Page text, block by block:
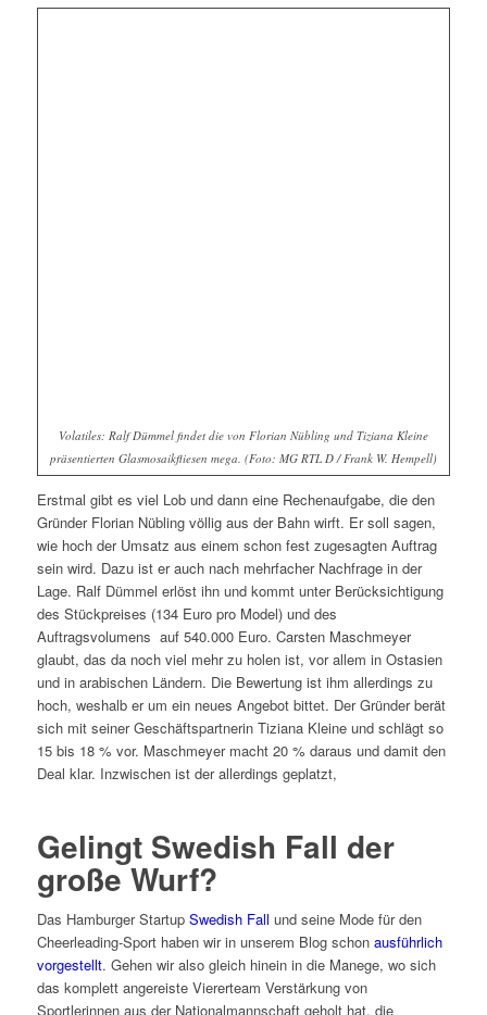
Volatiles: Ralf Dümmel findet die von Florian Nübling und Tiziana Kleine
präsentierten Glasmosaikfliesen mega. (Foto: MG RTL D / Frank W. Hempell)
Erstmal gibt es viel Lob und dann eine Rechenaufgabe, die den
Gründer Florian Nübling völlig aus der Bahn wirft. Er soll sagen,
wie hoch der Umsatz aus einem schon fest zugesagten Auftrag
sein wird. Dazu ist er auch nach mehrfacher Nachfrage in der
Lage. Ralf Dümmel erlöst ihn und kommt unter Berücksichtigung
des Stückpreises (134 Euro pro Model) und des
Auftragsvolumens auf 540.000 Euro. Carsten Maschmeyer
glaubt, das da noch viel mehr zu holen ist, vor allem in Ostasien
und in arabischen Ländern. Die Bewertung ist ihm allerdings zu
hoch, weshalb er um ein neues Angebot bittet. Der Gründer berät
sich mit seiner Geschäftspartnerin Tiziana Kleine und schlägt so
15 bis 18 % vor. Maschmeyer macht 20 % daraus und damit den
Deal klar. Inzwischen ist der allerdings geplatzt,
Gelingt Swedish Fall der
große Wurf?
Das Hamburger Startup Swedish Fall und seine Mode für den
Cheerleading-Sport haben wir in unserem Blog schon ausführlich
vorgestellt. Gehen wir also gleich hinein in die Manege, wo sich
das komplett angereiste Viererteam Verstärkung von
Sportlerinnen aus der Nationalmannschaft geholt hat, die